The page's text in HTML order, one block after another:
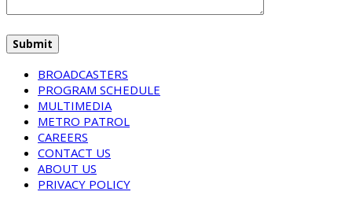
BROADCASTERS
PROGRAM SCHEDULE
MULTIMEDIA
METRO PATROL
CAREERS
CONTACT US
ABOUT US
PRIVACY POLICY